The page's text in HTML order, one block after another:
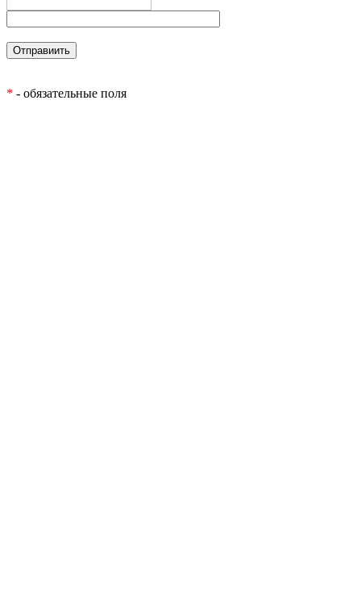
* - обязательные поля